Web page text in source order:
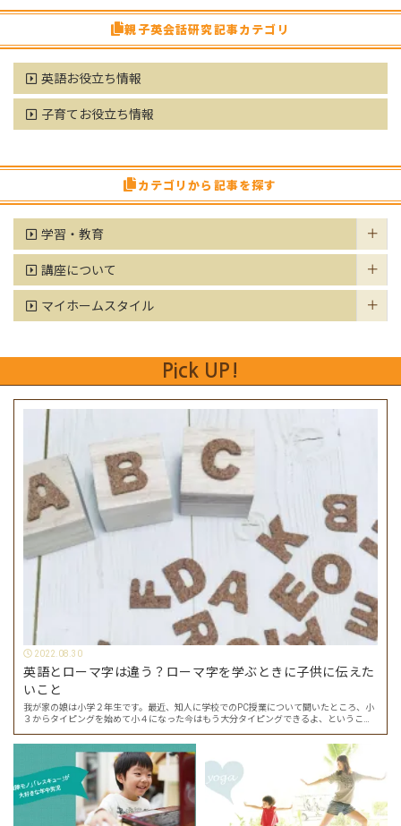
親子英会話研究記事カテゴリ
英語お役立ち情報
子育てお役立ち情報
カテゴリから記事を探す
学習・教育
講座について
マイホームスタイル
Pick UP!
2022.08.30
英語とローマ字は違う？ローマ字を学ぶときに子供に伝えた
いこと
我が家の娘は小学２年生です。最近、知人に学校でのPC授業について聞いたところ、小
３からタイピングを始めて小４になった今はもう大分タイピングできるよ、ということ
で…